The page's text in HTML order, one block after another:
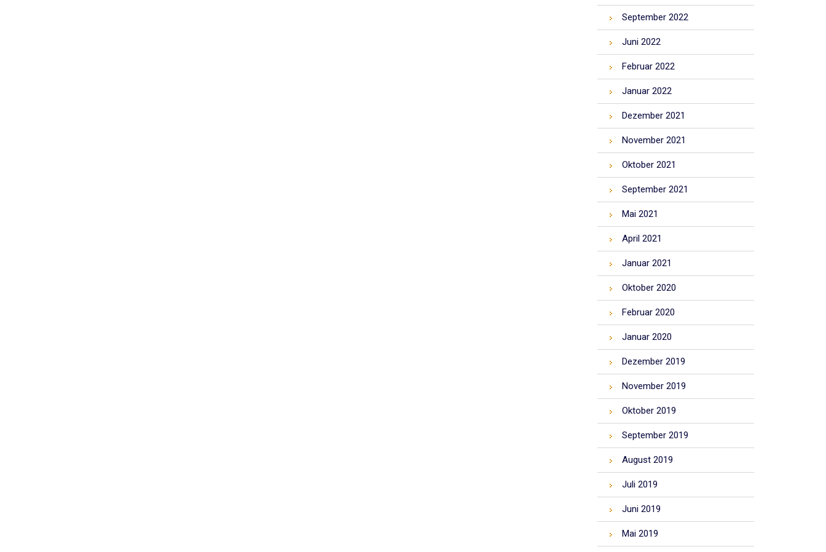
September 2022
Juni 2022
Februar 2022
Januar 2022
Dezember 2021
November 2021
Oktober 2021
September 2021
Mai 2021
April 2021
Januar 2021
Oktober 2020
Februar 2020
Januar 2020
Dezember 2019
November 2019
Oktober 2019
September 2019
August 2019
Juli 2019
Juni 2019
Mai 2019